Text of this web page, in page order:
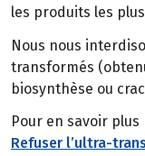
les produits les
Nous nous
transformés
biosynthèse ou
Pour en savoir
Refuser l’ultra-